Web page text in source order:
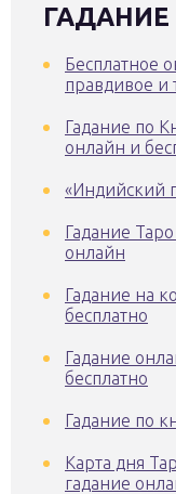
Бесплатное
правдивое и
Гадание по
онлайн и
«Индийский
Гадание
онлайн
Гадание на
бесплатно
Гадание
бесплатно
Гадание по
Карта дня
гадание